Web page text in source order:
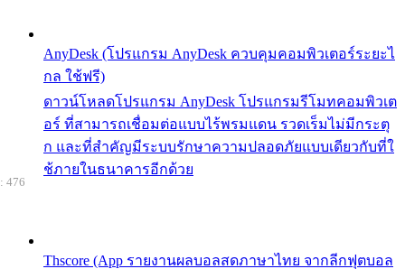
AnyDesk (โปรแกรม AnyDesk ควบคุมคอมพิวเตอร์ระยะไ
กล ใช้ฟรี)
ดาวน์โหลดโปรแกรม AnyDesk โปรแกรมรีโมทคอมพิวเต
อร์ ที่สามารถเชื่อมต่อแบบไร้พรมแดน รวดเร็มไม่มีกระตุ
ก และที่สำคัญมีระบบรักษาความปลอดภัยแบบเดียวกับที่ใ
ช้ภายในธนาคารอีกด้วย
Thscore (App รายงานผลบอลสดภาษาไทย จากลีกฟุตบอล
476